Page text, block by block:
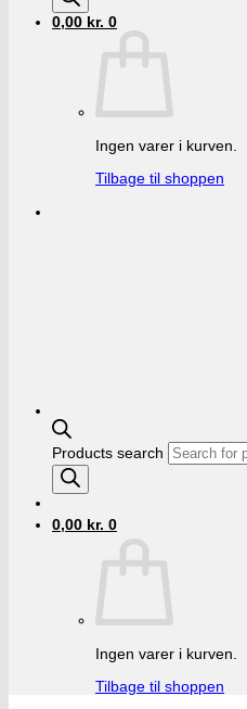
0,00 kr. 0
Ingen varer i kurven.
Tilbage til shoppen
Products search
0,00 kr. 0
Ingen varer i kurven.
Tilbage til shoppen